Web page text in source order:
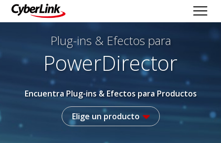
Plug-ins & Efectos para
PowerDirector
Encuentra Plug-ins & Efectos para Productos
Elige un producto